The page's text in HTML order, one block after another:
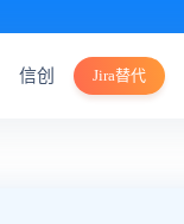
信创 Jira替代